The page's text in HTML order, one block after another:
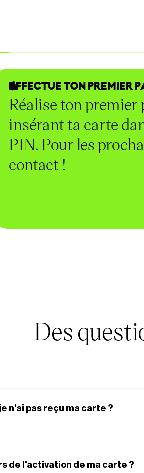
EFFECTUE TON PREMIER
Réalise ton premier
insérant ta carte
PIN. Pour les
contact !
Des
n'ai pas reçu ma carte ?
de l'activation de ma carte ?